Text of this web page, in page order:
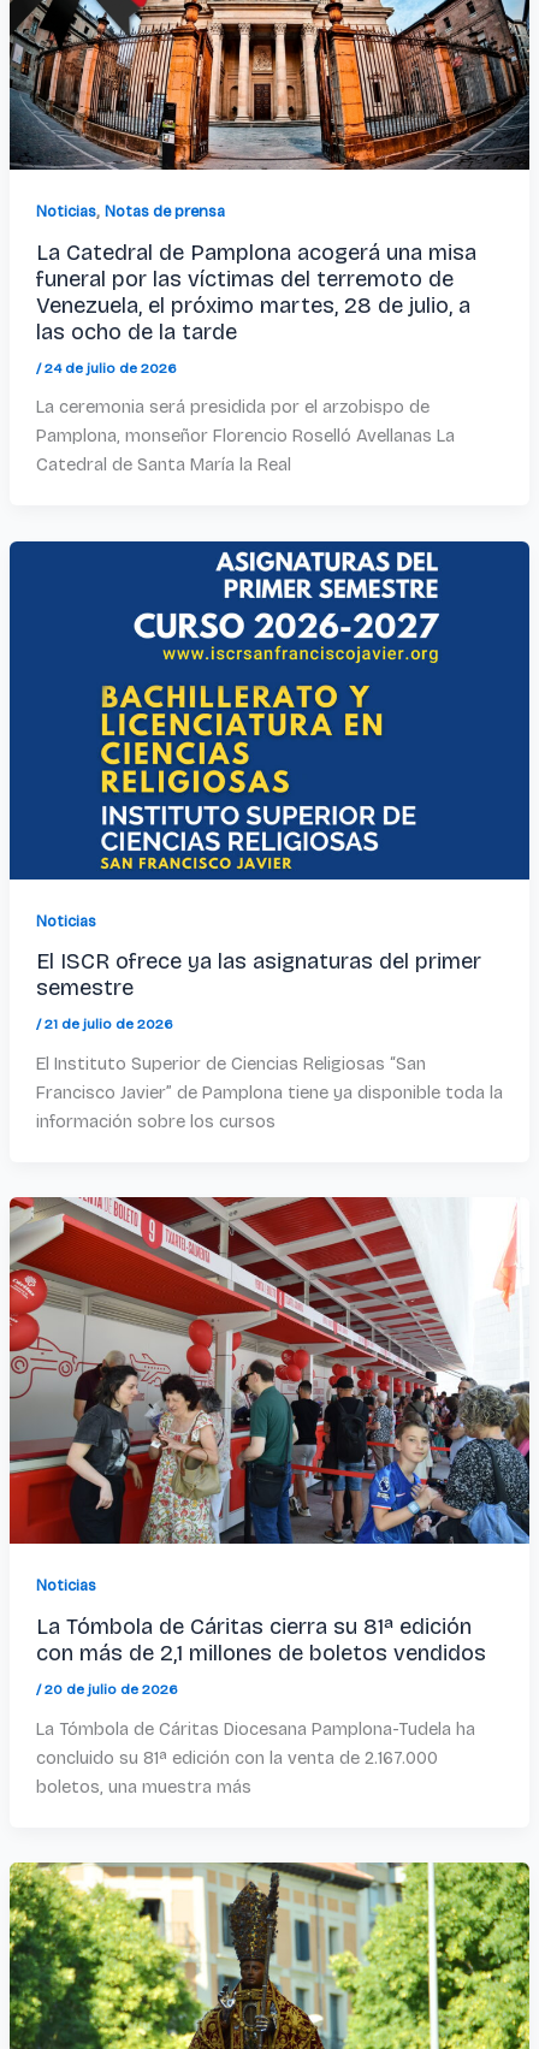
Noticias, Notas de prensa
La Catedral de Pamplona acogerá una misa
funeral por las víctimas del terremoto de
Venezuela, el próximo martes, 28 de julio, a
las ocho de la tarde
/24 de julio de 2026
La ceremonia será presidida por el arzobispo de
Pamplona, monseñor Florencio Roselló Avellanas La
Catedral de Santa María la Real
Noticias
El ISCR ofrece ya las asignaturas del primer
semestre
/21 de julio de 2026
El Instituto Superior de Ciencias Religiosas “San
Francisco Javier” de Pamplona tiene ya disponible toda la
información sobre los cursos
Noticias
La Tómbola de Cáritas cierra su 81ª edición
con más de 2,1 millones de boletos vendidos
/20 de julio de 2026
La Tómbola de Cáritas Diocesana Pamplona-Tudela ha
concluido su 81ª edición con la venta de 2.167.000
boletos, una muestra más